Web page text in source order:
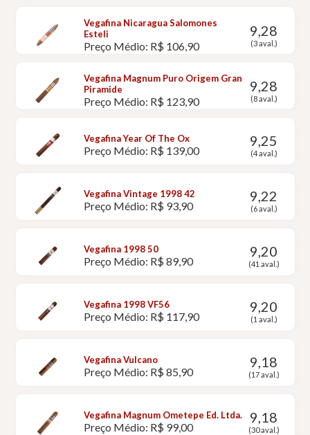
Vegafina Nicaragua Salomones
Esteli
Preço Médio: R$ 106,90
9,28
(3 aval.)
Vegafina Magnum Puro Origem Gran
Piramide
Preço Médio: R$ 123,90
9,28
(8 aval.)
Vegafina Year Of The Ox
Preço Médio: R$ 139,00
9,25
(4 aval.)
Vegafina Vintage 1998 42
Preço Médio: R$ 93,90
9,22
(6 aval.)
Vegafina 1998 50
Preço Médio: R$ 89,90
9,20
(41 aval.)
Vegafina 1998 VF56
Preço Médio: R$ 117,90
9,20
(1 aval.)
Vegafina Vulcano
Preço Médio: R$ 85,90
9,18
(17 aval.)
Vegafina Magnum Ometepe Ed. Ltda.
Preço Médio: R$ 99,00
9,18
(30 aval.)